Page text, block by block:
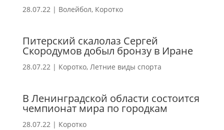
28.07.22| Волейбол, Коротко
Питерский скалолаз Сергей
Скородумов добыл бронзу в Иране
28.07.22| Коротко, Летние виды спорта
В Ленинградской области состоится
чемпионат мира по городкам
28.07.22| Коротко